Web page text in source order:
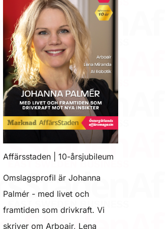
Affärsstaden | 10-årsjubileum
Omslagsprofil är Johanna
Palmér - med livet och
framtiden som drivkraft. Vi
skriver om Arboair, Lena